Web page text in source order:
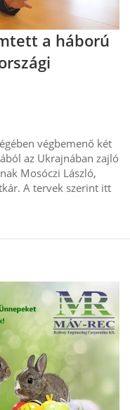
a háború
végbemenő két
az Ukrajnában zajló
Mosóczi László,
A tervek szerint itt